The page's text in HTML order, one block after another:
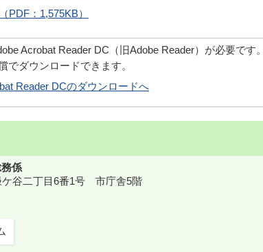
PDF：1,575KB）
Acrobat Reader DC（旧Adobe Reader）が必要です。
でダウンロードできます。
Reader DCのダウンロードへ
係
谷二丁目6番1号 市庁舎5階